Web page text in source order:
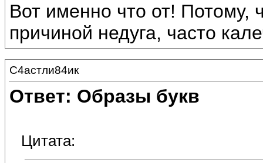
Вот именно что от! Потому,
причиной недуга, часто
С4астли84ик
Ответ: Образы букв
Цитата: